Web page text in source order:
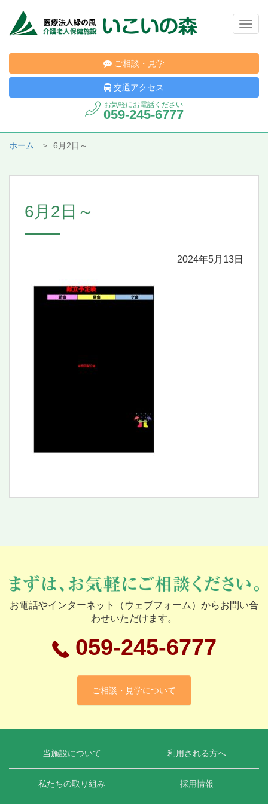
ご相談・見学
交通アクセス
お気軽にお電話ください
059-245-6777
ホーム 6月2日～
6月2日～
2024年5月13日
お電話やインターネット（ウェブフォーム）からお問い合
わせいただけます。
059-245-6777
ご相談・見学について
当施設について 利用される方へ
私たちの取り組み 採用情報